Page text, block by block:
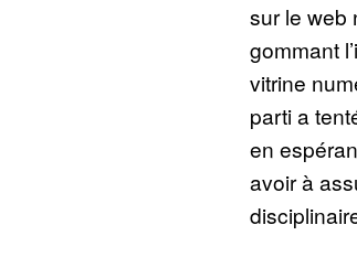
sur le web
gommant
vitrine
parti a
en
avoir à